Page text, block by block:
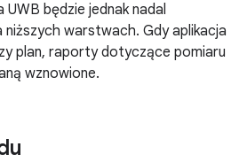
UWB będzie jednak nadal
niższych warstwach. Gdy aplikacja
plan, raporty dotyczące pomiaru
wznowione.